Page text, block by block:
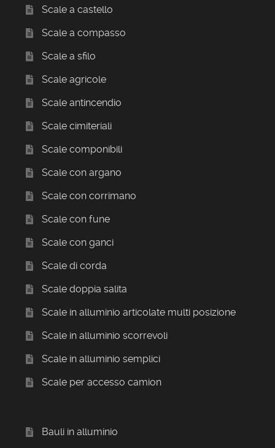
Scale a castello
Scale a compasso
Scale a sfilo
Scale agricole
Scale antincendio
Scale cimiteriali
Scale componibili
Scale con argano
Scale con corrimano
Scale con fune
Scale con ganci
Scale di corda
Scale doppia salita
Scale in alluminio articolate multi posizione
Scale in alluminio scorrevoli
Scale in alluminio semplici
Scale per accesso camion
Bauli in alluminio